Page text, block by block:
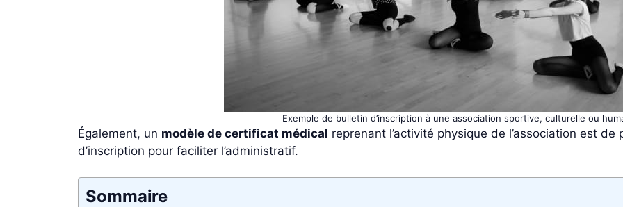
Exemple de bulletin d’inscription à une association sportive, culturelle ou
Également, un modèle de certificat médical reprenant l’activité physique de l’association est
d’inscription pour faciliter l’administratif.
Sommaire